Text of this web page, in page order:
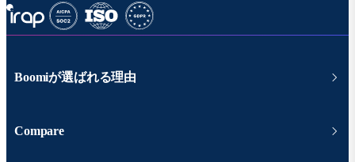
Boomiが選ばれる理由
Compare